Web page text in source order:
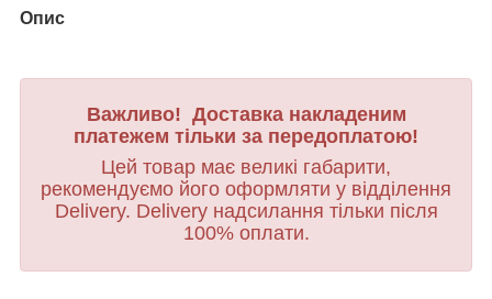
Опис
Важливо! Доставка накладеним
платежем тільки за передоплатою!
Цей товар має великі габарити,
рекомендуємо його оформляти у відділення
Delivery. Delivery надсилання тільки після
100% оплати.